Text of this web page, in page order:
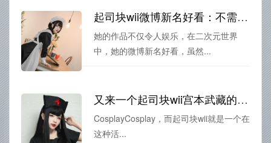
起司块wii微博新名好看：不需要太多华丽，只需你的陪伴
她的作品不仅令人娱乐，在二次元世界
中，她的微博新名好看，虽然...
又来一个起司块wii宫本武藏的cos精选，你最喜欢哪个？
CosplayCosplay，而起司块wii就是一个在
这种活...